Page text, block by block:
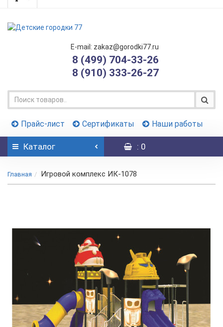
E-mail: zakaz@gorodki77.ru
8 (499) 704-33-26
8 (910) 333-26-27
Прайс-лист Сертификаты Наши работы
Каталог : 0
Главная Игровой комплекс ИК-1078